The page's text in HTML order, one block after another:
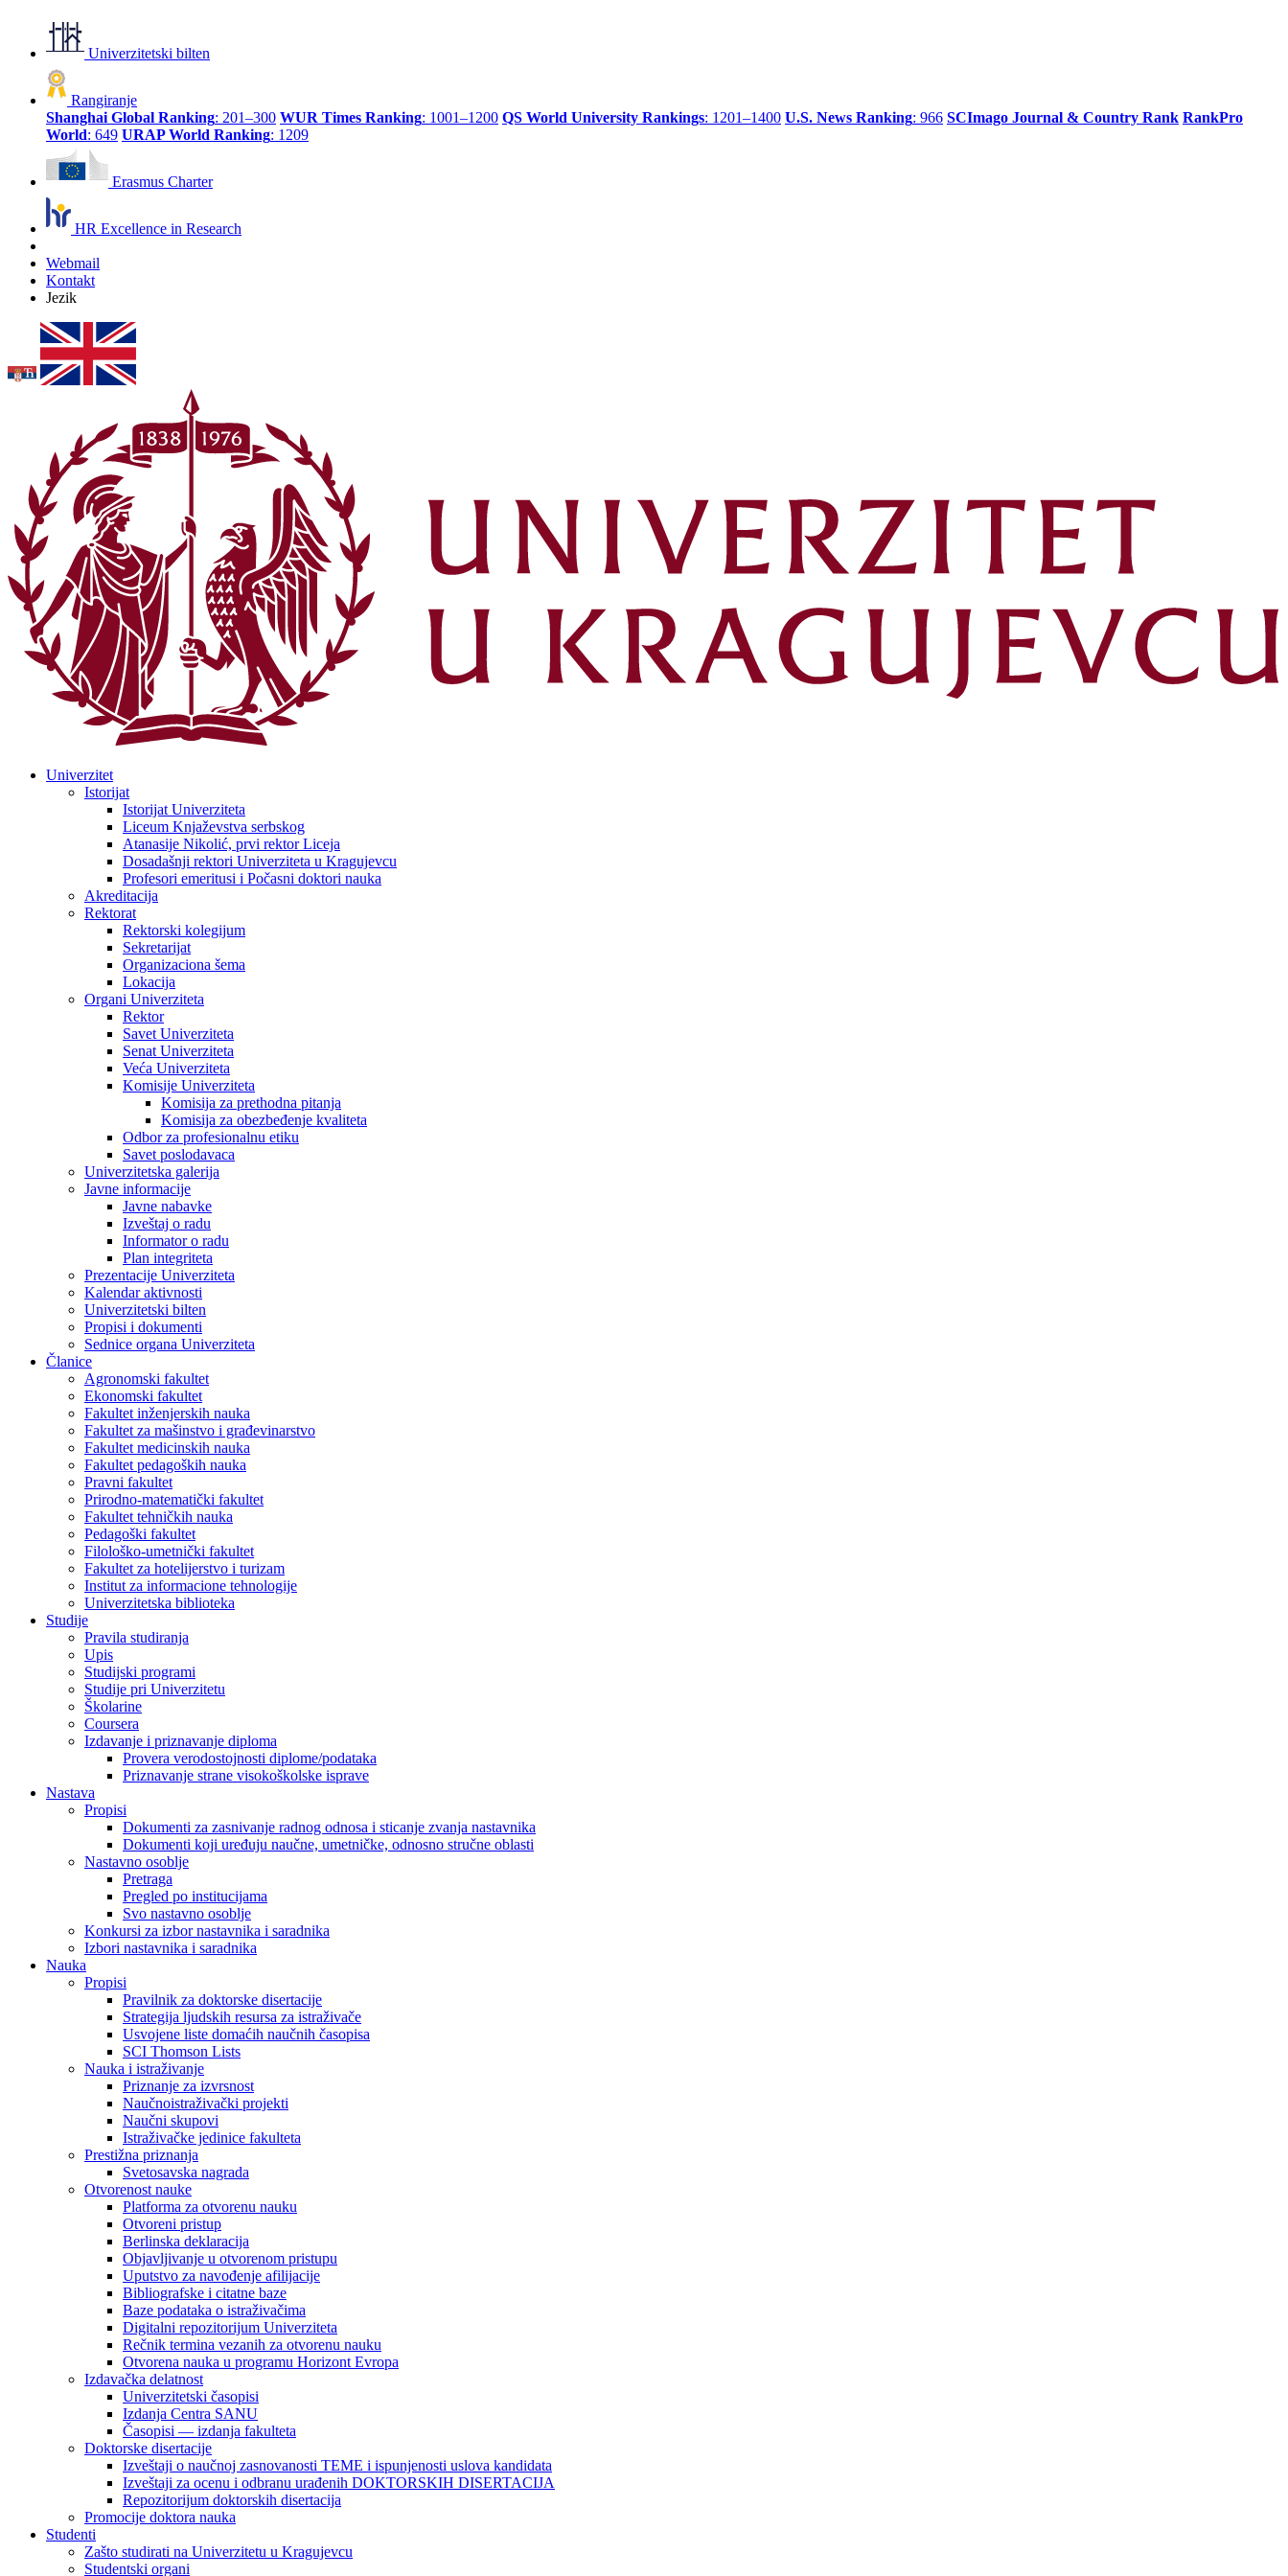
Univerzitetski bilten
Rangiranje
Shanghai Global Ranking: 201–300 WUR Times Ranking: 1001–1200 QS World University Rankings: 1201–1400 U.S. News Ranking: 966 SCImago Journal & Country Rank RankPro
World: 649 URAP World Ranking: 1209
Erasmus Charter
HR Excellence in Research
Webmail
Kontakt
Jezik
Univerzitet
Istorijat
Istorijat Univerziteta
Liceum Knjaževstva serbskog
Atanasije Nikolić, prvi rektor Liceja
Dosadašnji rektori Univerziteta u Kragujevcu
Profesori emeritusi i Počasni doktori nauka
Akreditacija
Rektorat
Rektorski kolegijum
Sekretarijat
Organizaciona šema
Lokacija
Organi Univerziteta
Rektor
Savet Univerziteta
Senat Univerziteta
Veća Univerziteta
Komisije Univerziteta
Komisija za prethodna pitanja
Komisija za obezbeđenje kvaliteta
Odbor za profesionalnu etiku
Savet poslodavaca
Univerzitetska galerija
Javne informacije
Javne nabavke
Izveštaj o radu
Informator o radu
Plan integriteta
Prezentacije Univerziteta
Kalendar aktivnosti
Univerzitetski bilten
Propisi i dokumenti
Sednice organa Univerziteta
Članice
Agronomski fakultet
Ekonomski fakultet
Fakultet inženjerskih nauka
Fakultet za mašinstvo i građevinarstvo
Fakultet medicinskih nauka
Fakultet pedagoških nauka
Pravni fakultet
Prirodno-matematički fakultet
Fakultet tehničkih nauka
Pedagoški fakultet
Filološko-umetnički fakultet
Fakultet za hotelijerstvo i turizam
Institut za informacione tehnologije
Univerzitetska biblioteka
Studije
Pravila studiranja
Upis
Studijski programi
Studije pri Univerzitetu
Školarine
Coursera
Izdavanje i priznavanje diploma
Provera verodostojnosti diplome/podataka
Priznavanje strane visokoškolske isprave
Nastava
Propisi
Dokumenti za zasnivanje radnog odnosa i sticanje zvanja nastavnika
Dokumenti koji uređuju naučne, umetničke, odnosno stručne oblasti
Nastavno osoblje
Pretraga
Pregled po institucijama
Svo nastavno osoblje
Konkursi za izbor nastavnika i saradnika
Izbori nastavnika i saradnika
Nauka
Propisi
Pravilnik za doktorske disertacije
Strategija ljudskih resursa za istraživače
Usvojene liste domaćih naučnih časopisa
SCI Thomson Lists
Nauka i istraživanje
Priznanje za izvrsnost
Naučnoistraživački projekti
Naučni skupovi
Istraživačke jedinice fakulteta
Prestižna priznanja
Svetosavska nagrada
Otvorenost nauke
Platforma za otvorenu nauku
Otvoreni pristup
Berlinska deklaracija
Objavljivanje u otvorenom pristupu
Uputstvo za navođenje afilijacije
Bibliografske i citatne baze
Baze podataka o istraživačima
Digitalni repozitorijum Univerziteta
Rečnik termina vezanih za otvorenu nauku
Otvorena nauka u programu Horizont Evropa
Izdavačka delatnost
Univerzitetski časopisi
Izdanja Centra SANU
Časopisi — izdanja fakulteta
Doktorske disertacije
Izveštaji o naučnoj zasnovanosti TEME i ispunjenosti uslova kandidata
Izveštaji za ocenu i odbranu urađenih DOKTORSKIH DISERTACIJA
Repozitorijum doktorskih disertacija
Promocije doktora nauka
Studenti
Zašto studirati na Univerzitetu u Kragujevcu
Studentski organi